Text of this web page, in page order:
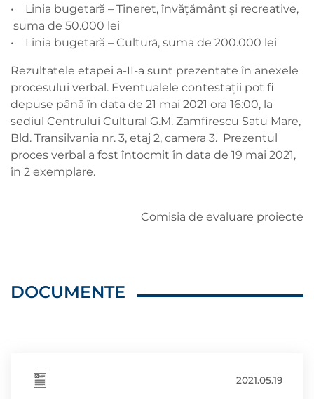
• Linia bugetară – Tineret, învățământ și recreative,
suma de 50.000 lei
• Linia bugetară – Cultură, suma de 200.000 lei
Rezultatele etapei a-II-a sunt prezentate în anexele
procesului verbal. Eventualele contestații pot fi
depuse până în data de 21 mai 2021 ora 16:00, la
sediul Centrului Cultural G.M. Zamfirescu Satu Mare,
Bld. Transilvania nr. 3, etaj 2, camera 3. Prezentul
proces verbal a fost întocmit în data de 19 mai 2021,
în 2 exemplare.
Comisia de evaluare proiecte
DOCUMENTE
2021.05.19